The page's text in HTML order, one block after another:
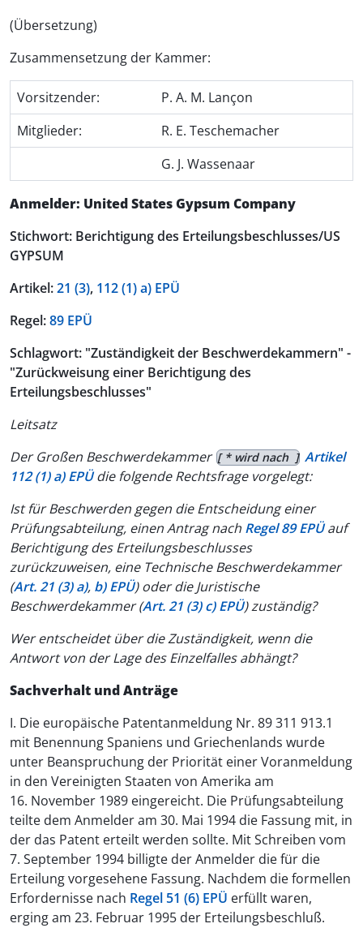
(Übersetzung)
Zusammensetzung der Kammer:
Vorsitzender:
P. A. M. Lançon
Mitglieder:
R. E. Teschemacher
G. J. Wassenaar
Anmelder: United States Gypsum Company
Stichwort: Berichtigung des Erteilungsbeschlusses/US
GYPSUM
Artikel:21 (3), 112 (1) a) EPÜ
Regel:89 EPÜ
Schlagwort: "Zuständigkeit der Beschwerdekammern" -
"Zurückweisung einer Berichtigung des
Erteilungsbeschlusses"
Leitsatz
Der Großen Beschwerdekammer [ * wird nach ] Artikel
112 (1) a) EPÜdie folgende Rechtsfrage vorgelegt:
Ist für Beschwerden gegen die Entscheidung einer
Prüfungsabteilung, einen Antrag nach Regel 89 EPÜauf
Berichtigung des Erteilungsbeschlusses
zurückzuweisen, eine Technische Beschwerdekammer
(Art. 21 (3) a), b) EPÜ) oder die Juristische
Beschwerdekammer (Art. 21 (3) c) EPÜ) zuständig?
Wer entscheidet über die Zuständigkeit, wenn die
Antwort von der Lage des Einzelfalles abhängt?
Sachverhalt und Anträge
I. Die europäische Patentanmeldung Nr. 89 311 913.1
mit Benennung Spaniens und Griechenlands wurde
unter Beanspruchung der Priorität einer Voranmeldung
in den Vereinigten Staaten von Amerika am
16. November 1989 eingereicht. Die Prüfungsabteilung
teilte dem Anmelder am 30. Mai 1994 die Fassung mit, in
der das Patent erteilt werden sollte. Mit Schreiben vom
7. September 1994 billigte der Anmelder die für die
Erteilung vorgesehene Fassung. Nachdem die formellen
Erfordernisse nach Regel 51 (6) EPÜ erfüllt waren,
erging am 23. Februar 1995 der Erteilungsbeschluß.